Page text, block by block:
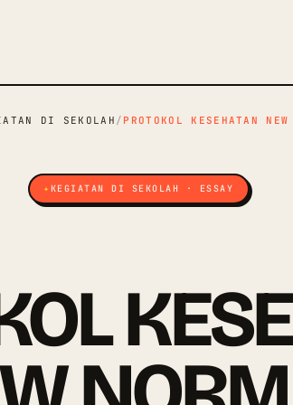
DI SEKOLAH / PROTOKOL KESEHATAN NEW
KEGIATAN DI SEKOLAH · ESSAY